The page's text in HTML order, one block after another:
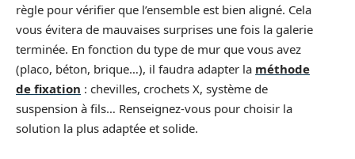
règle pour vérifier que l’ensemble est bien aligné. Cela
vous évitera de mauvaises surprises une fois la galerie
terminée. En fonction du type de mur que vous avez
(placo, béton, brique…), il faudra adapter la méthode
de fixation : chevilles, crochets X, système de
suspension à fils… Renseignez-vous pour choisir la
solution la plus adaptée et solide.